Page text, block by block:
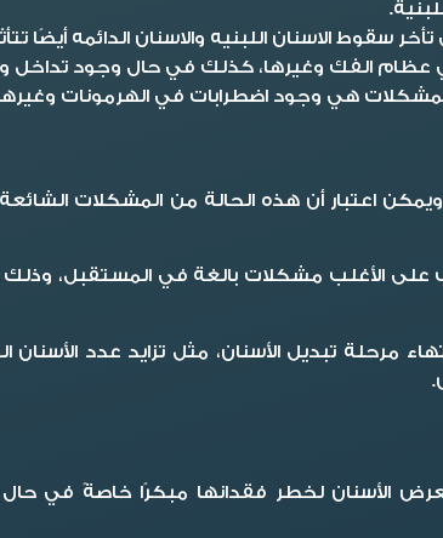
سقوط الاسنان اللبنيه والاسنان الدائمه أيضًا
وغيرها، كذلك في حال وجود تداخل واضح
هي وجود اضطرابات في الهرمونات
اعتبار أن هذه الحالة من المشكلات
أن بقاء الضرس المؤقت حتى بلوغ سن الـ 20 قد لا يسبب على الأغلب
مرحلة تبديل الأسنان، مثل تزايد عدد
الأسنان لخطر فقدانها مبكرًا خاصةً في